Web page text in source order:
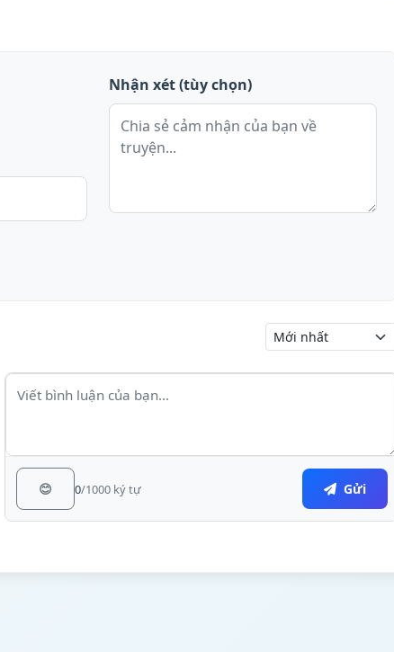
Nhận xét (tùy chọn)
😊 0/1000 ký tự Gửi